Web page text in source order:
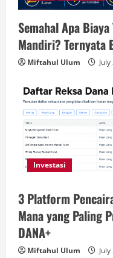
Semahal Apa
Mandiri? Ternyata
Miftahul Ulum
Investasi
3 Platform
Mana yang Paling
DANA+
Miftahul Ulum